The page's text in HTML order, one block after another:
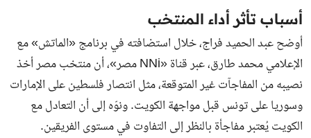
أسباب تأثر أداء المنتخب
أوضح عبد الحميد فراج، خلال استضافته في برنامج «الماتش» مع
الإعلامي محمد طارق، عبر قناة «NNi مصر»، أن منتخب مصر أخذ
نصيبه من المفاجآت غير المتوقعة، مثل انتصار فلسطين على الإمارات
وسوريا على تونس قبل مواجهة الكويت. ونوّه إلى أن التعادل مع
الكويت يُعتبر مفاجأة بالنظر إلى التفاوت في مستوى الفريقين.